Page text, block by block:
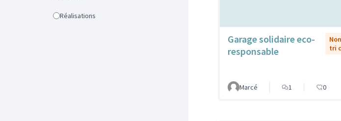
Réalisations
Garage solidaire eco-
responsable
tri
Marcé 1 0